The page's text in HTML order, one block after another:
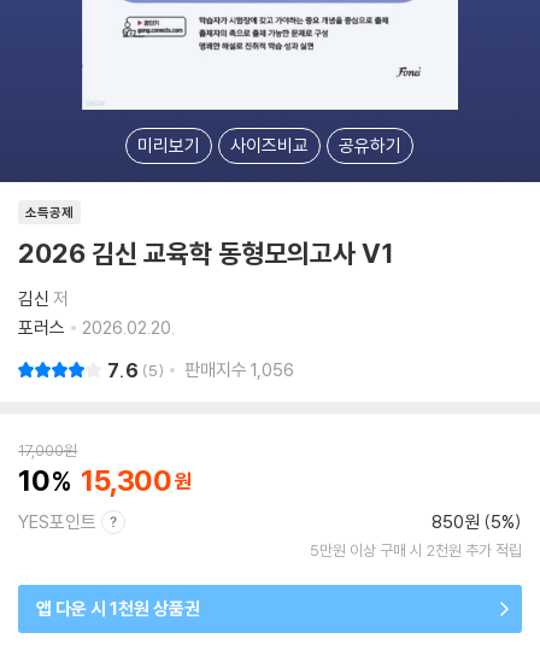
미리보기 사이즈비교 공유하기
소득공제
2026 김신 교육학 동형모의고사 V1
김신 저
포러스
2026.02.20.
7.6 5 판매지수 1,056
17,000원
10 15,300
YES포인트 850원 (5%)
5만원 이상 구매 시 2천원 추가 적립
앱 다운 시 1천원 상품권